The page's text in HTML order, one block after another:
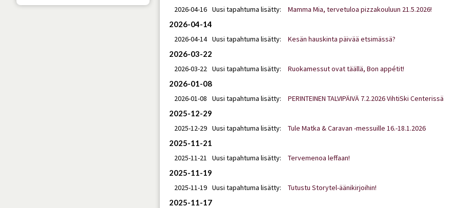
2026-04-16 Uusi tapahtuma lisätty:
Mamma Mia, tervetuloa pizzakouluun 21.5.2026!
2026-04-14
2026-04-14 Uusi tapahtuma lisätty:
Kesän hauskinta päivää etsimässä?
2026-03-22
2026-03-22 Uusi tapahtuma lisätty:
Ruokamessut ovat täällä, Bon appétit!
2026-01-08
2026-01-08
Uusi tapahtuma lisätty:
PERINTEINEN TALVIPÄIVÄ 7.2.2026 VihtiSki Centerissä
2025-12-29
2025-12-29 Uusi tapahtuma lisätty:
Tule Matka & Caravan -messuille 16.-18.1.2026
2025-11-21
2025-11-21
Uusi tapahtuma lisätty:
Tervemenoa leffaan!
2025-11-19
2025-11-19 Uusi tapahtuma lisätty:
Tutustu Storytel-äänikirjoihin!
2025-11-17